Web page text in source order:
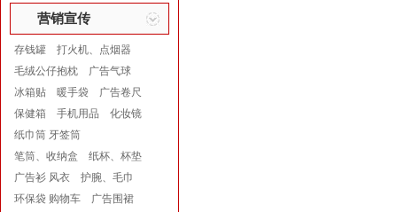
营销宣传
存钱罐
打火机、点烟器
毛绒公仔抱枕
广告气球
冰箱贴
暖手袋
广告卷尺
保健箱
手机用品
化妆镜
纸巾筒 牙签筒
笔筒、收纳盒
纸杯、杯垫
广告衫 风衣
护腕、毛巾
环保袋 购物车
广告围裙